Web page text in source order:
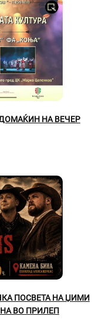
НА ВЕЧЕР
ПОСВЕТА НА ЏИМИ
ВО ПРИЛЕП